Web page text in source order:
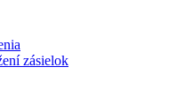
zásielok